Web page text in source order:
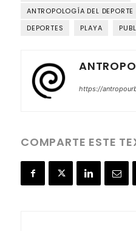
ANTROPOLOGÍA DEL DEPORTE
DEPORTES
PLAYA
https://
COMPARTE ESTE